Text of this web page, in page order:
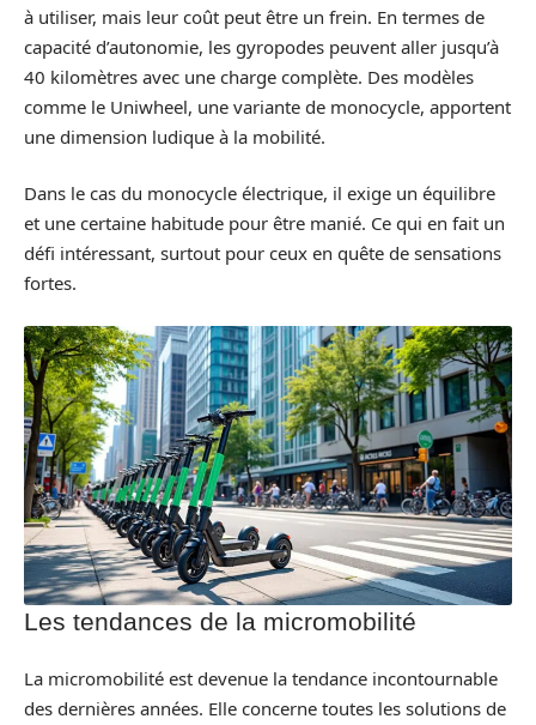
à utiliser, mais leur coût peut être un frein. En termes de
capacité d’autonomie, les gyropodes peuvent aller jusqu’à
40 kilomètres avec une charge complète. Des modèles
comme le Uniwheel, une variante de monocycle, apportent
une dimension ludique à la mobilité.
Dans le cas du monocycle électrique, il exige un équilibre
et une certaine habitude pour être manié. Ce qui en fait un
défi intéressant, surtout pour ceux en quête de sensations
fortes.
Les tendances de la micromobilité
La micromobilité est devenue la tendance incontournable
des dernières années. Elle concerne toutes les solutions de